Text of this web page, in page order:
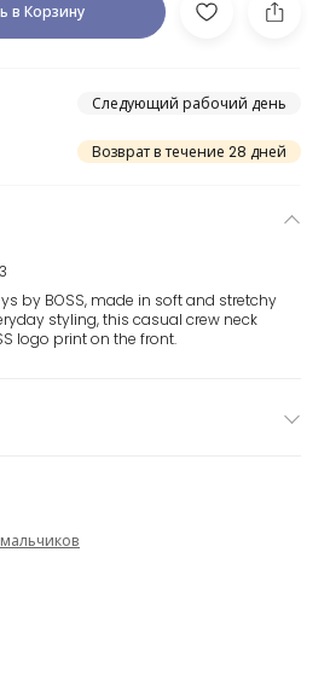
в Корзину
Следующий рабочий день
Возврат в течение 28 дней
by BOSS, made in soft and stretchy
styling, this casual crew neck
logo print on the front.